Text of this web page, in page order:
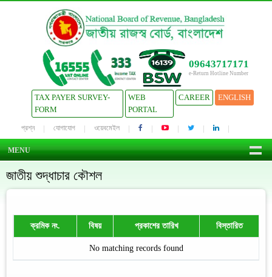
09643717171
e-Return Hotline Number
TAX PAYER SURVEY-
FORM
WEB
PORTAL
CAREER ENGLISH
প্রশ্ন যোগাযোগ ওয়েবমেইল
MENU
জাতীয় শুদ্ধাচার কৌশল
ক্রমিক নং. বিষয় প্রকাশের তারিখ বিস্তারিত
No matching records found